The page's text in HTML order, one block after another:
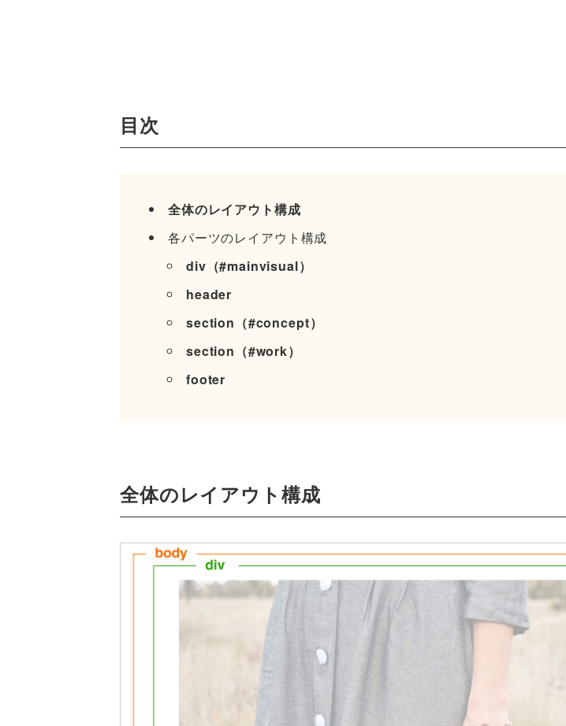
目次
全体のレイアウト構成
各パーツのレイアウト構成
div（#mainvisual）
header
section（#concept）
section（#work）
footer
全体のレイアウト構成